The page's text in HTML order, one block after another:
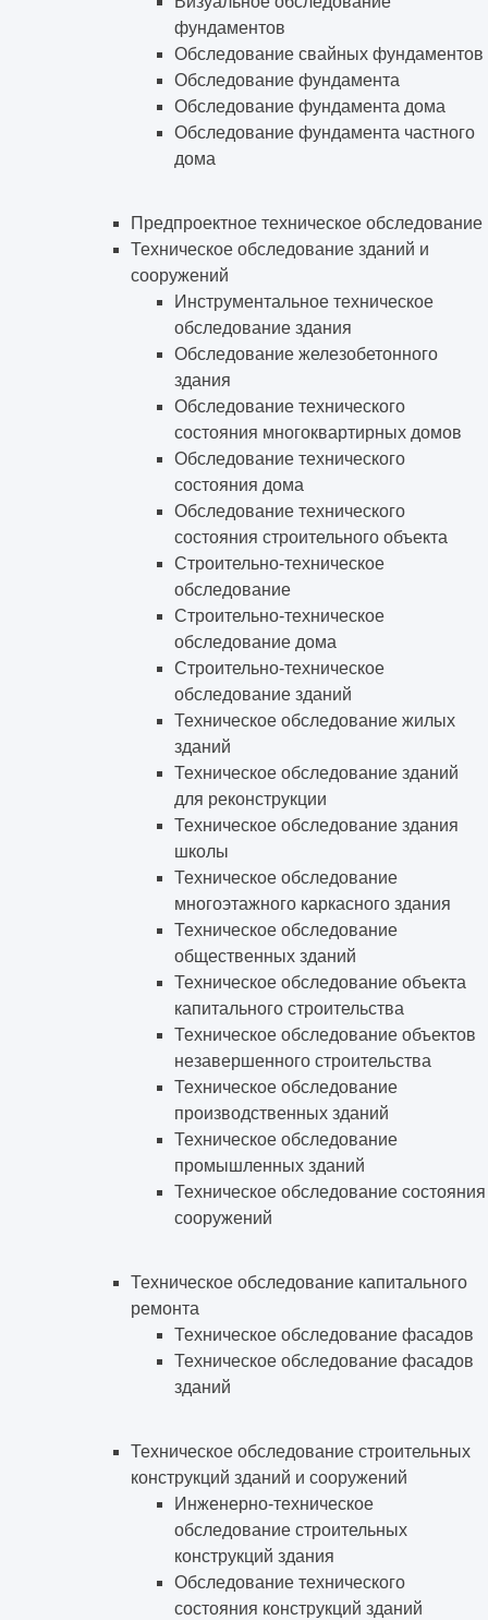
фундаментов
Обследование свайных фундаментов
Обследование фундамента
Обследование фундамента дома
Обследование фундамента частного
дома
Предпроектное техническое обследование
Техническое обследование зданий и
сооружений
Инструментальное техническое
обследование здания
Обследование железобетонного
здания
Обследование технического
состояния многоквартирных домов
Обследование технического
состояния дома
Обследование технического
состояния строительного объекта
Строительно-техническое
обследование
Строительно-техническое
обследование дома
Строительно-техническое
обследование зданий
Техническое обследование жилых
зданий
Техническое обследование зданий
для реконструкции
Техническое обследование здания
школы
Техническое обследование
многоэтажного каркасного здания
Техническое обследование
общественных зданий
Техническое обследование объекта
капитального строительства
Техническое обследование объектов
незавершенного строительства
Техническое обследование
производственных зданий
Техническое обследование
промышленных зданий
Техническое обследование состояния
сооружений
Техническое обследование капитального
ремонта
Техническое обследование фасадов
Техническое обследование фасадов
зданий
Техническое обследование строительных
конструкций зданий и сооружений
Инженерно-техническое
обследование строительных
конструкций здания
Обследование технического
состояния конструкций зданий